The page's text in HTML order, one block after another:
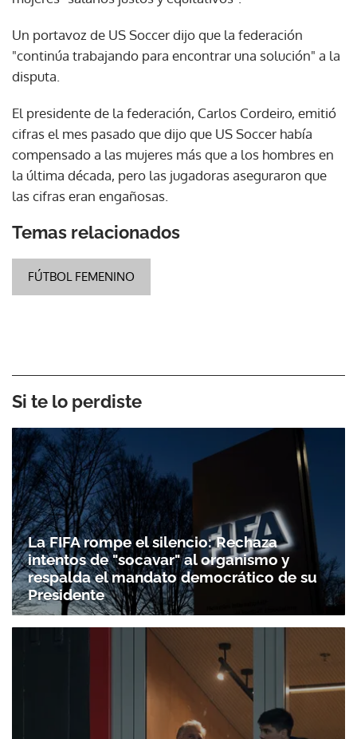
Un portavoz de US Soccer dijo que la federación
"continúa trabajando para encontrar una solución" a la
disputa.
El presidente de la federación, Carlos Cordeiro, emitió
cifras el mes pasado que dijo que US Soccer había
compensado a las mujeres más que a los hombres en
la última década, pero las jugadoras aseguraron que
las cifras eran engañosas.
Temas relacionados
FÚTBOL FEMENINO
Si te lo perdiste
La FIFA rompe el silencio: Rechaza
intentos de "socavar" al organismo y
respalda el mandato democrático de su
Presidente